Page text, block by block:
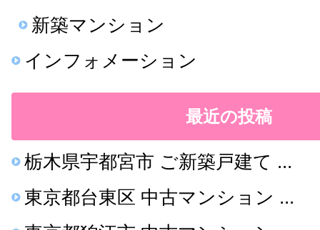
新築マンション
インフォメーション
最近の投稿
栃木県宇都宮市 ご新築戸建て ...
東京都台東区 中古マンション ...